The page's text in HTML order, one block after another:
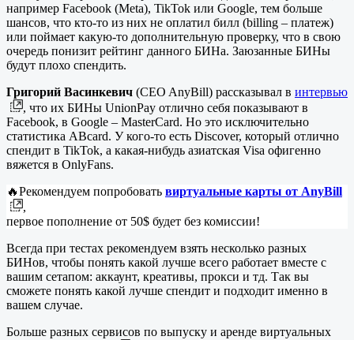
например Facebook (Meta), TikTok или Google, тем больше
шансов, что кто-то из них не оплатил билл (billing – платеж)
или поймает какую-то дополнительную проверку, что в свою
очередь понизит рейтинг данного БИНа. Заюзанные БИНы
будут плохо спендить.
Григорий Васинкевич (CEO AnyBill) рассказывал в интервью
, что их БИНы UnionPay отлично себя показывают в
Facebook, в Google – MasterCard. Но это исключительно
статистика ABcard. У кого-то есть Discover, который отлично
спендит в TikTok, а какая-нибудь азиатская Visa офигенно
вяжется в OnlyFans.
🔥Рекомендуем попробовать виртуальные карты от AnyBill
,
первое пополнение от 50$ будет без комиссии!
Всегда при тестах рекомендуем взять несколько разных
БИНов, чтобы понять какой лучше всего работает вместе с
вашим сетапом: аккаунт, креативы, прокси и тд. Так вы
сможете понять какой лучше спендит и подходит именно в
вашем случае.
Больше разных сервисов по выпуску и аренде виртуальных